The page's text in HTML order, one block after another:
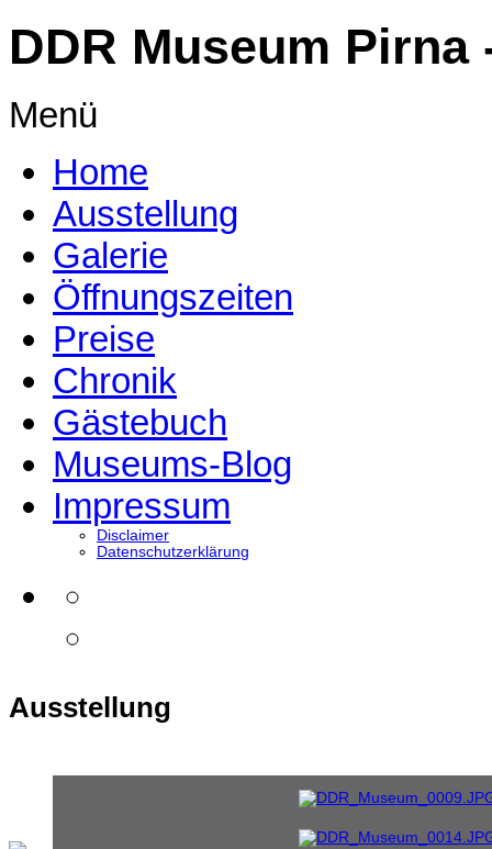
DDR Museum
Menü
Home
Ausstellung
Galerie
Öffnungszeiten
Preise
Chronik
Gästebuch
Museums-Blog
Impressum
Disclaimer
Datenschutzerklärung
Ausstellung